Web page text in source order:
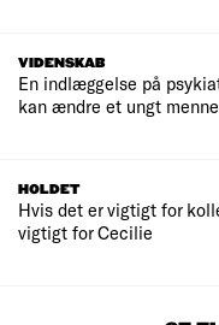
VIDENSKAB
En indlæggelse på
kan ændre et ungt
HOLDET
Hvis det er vigtigt for
vigtigt for Cecilie